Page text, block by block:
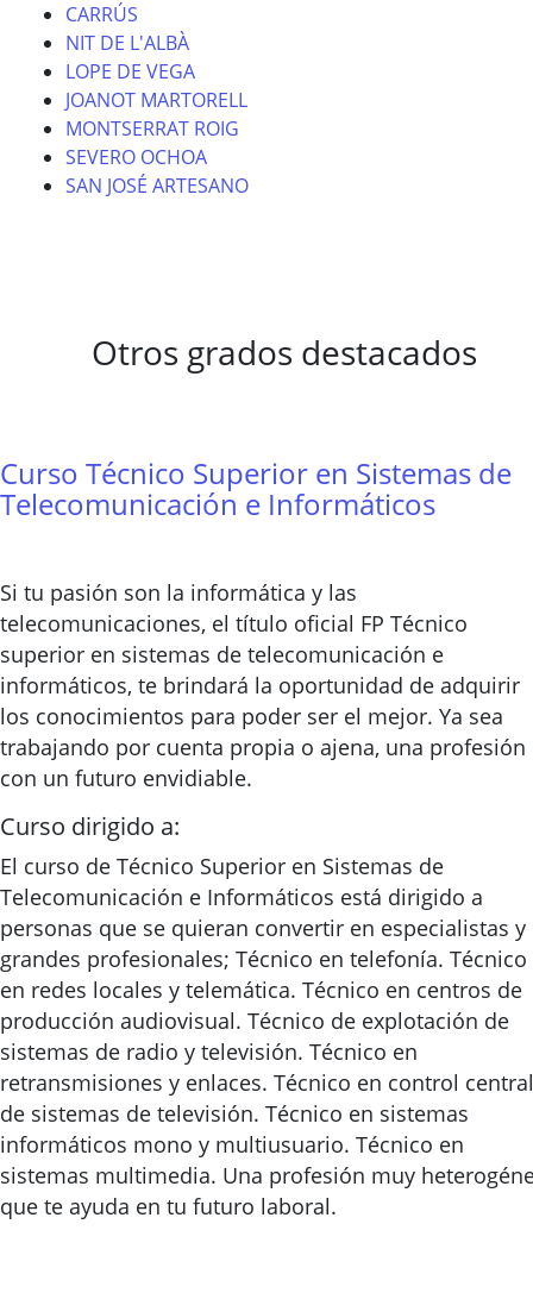
CARRÚS
NIT DE L'ALBÀ
LOPE DE VEGA
JOANOT MARTORELL
MONTSERRAT ROIG
SEVERO OCHOA
SAN JOSÉ ARTESANO
Otros grados destacados
Curso Técnico Superior en Sistemas de
Telecomunicación e Informáticos
Si tu pasión son la informática y las
telecomunicaciones, el título oficial FP Técnico
superior en sistemas de telecomunicación e
informáticos, te brindará la oportunidad de adquirir
los conocimientos para poder ser el mejor. Ya sea
trabajando por cuenta propia o ajena, una profesión
con un futuro envidiable.
Curso dirigido a:
El curso de Técnico Superior en Sistemas de
Telecomunicación e Informáticos está dirigido a
personas que se quieran convertir en especialistas y
grandes profesionales; Técnico en telefonía. Técnico
en redes locales y telemática. Técnico en centros de
producción audiovisual. Técnico de explotación de
sistemas de radio y televisión. Técnico en
retransmisiones y enlaces. Técnico en control central
de sistemas de televisión. Técnico en sistemas
informáticos mono y multiusuario. Técnico en
sistemas multimedia. Una profesión muy
que te ayuda en tu futuro laboral.